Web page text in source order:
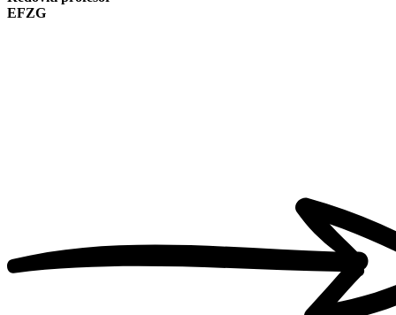
EFZG